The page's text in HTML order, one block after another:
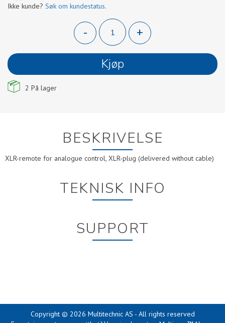
Ikke kunde? Søk om kundestatus.
-
+
Kjøp
2 På lager
BESKRIVELSE
XLR-remote for analogue control, XLR-plug (delivered without cable)
TEKNISK INFO
SUPPORT
Copyright © 2026 Multitechnic AS - All rights reserved